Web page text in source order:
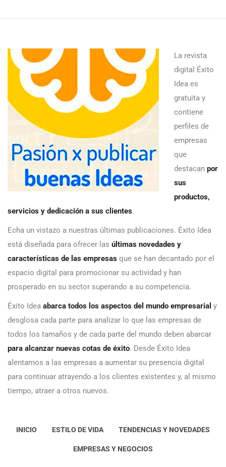
La revista
digital Éxito
Idea es
gratuita y
contiene
perfiles de
empresas
que
destacan por
sus
productos,
servicios y dedicación a sus clientes.
Echa un vistazo a nuestras últimas publicaciones. Éxito Idea
está diseñada para ofrecer las últimas novedades y
características de las empresas que se han decantado por el
espacio digital para promocionar su actividad y han
prosperado en su sector superando a su competencia.
Éxito Idea abarca todos los aspectos del mundo empresarial y
desglosa cada parte para analizar lo que las empresas de
todos los tamaños y de cada parte del mundo deben abarcar
para alcanzar nuevas cotas de éxito. Desde Éxito Idea
alentamos a las empresas a aumentar su presencia digital
para continuar atrayendo a los clientes existentes y, al mismo
tiempo, atraer a otros nuevos.
INICIO ESTILO DE VIDA TENDENCIAS Y NOVEDADES
EMPRESAS Y NEGOCIOS